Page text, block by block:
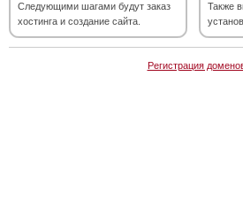
Следующими шагами будут заказ
хостинга и создание сайта.
Также
Регистрация